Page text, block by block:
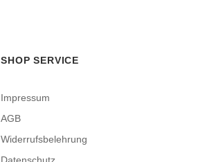
SHOP SERVICE
Impressum
AGB
Widerrufsbelehrung